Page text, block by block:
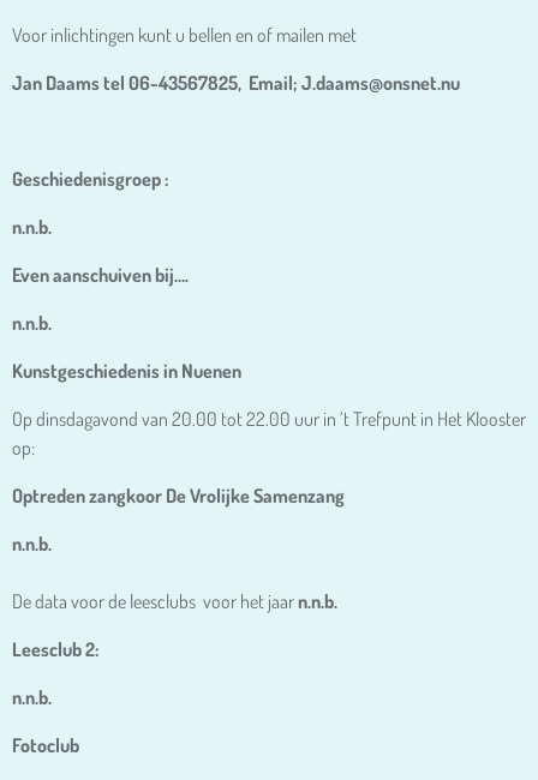
Voor inlichtingen kunt u bellen en of mailen met
Jan Daams tel 06-43567825, Email; J.daams@onsnet.nu
Geschiedenisgroep :
n.n.b.
Even aanschuiven bij….
n.n.b.
Kunstgeschiedenis in Nuenen
Op dinsdagavond van 20.00 tot 22.00 uur in ’t Trefpunt in Het Klooster
op:
Optreden zangkoor De Vrolijke Samenzang
n.n.b.
De data voor de leesclubs voor het jaarn.n.b.
Leesclub 2:
n.n.b.
Fotoclub